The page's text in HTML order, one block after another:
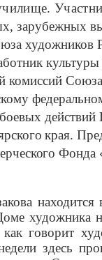
зарубежных
художников
культуры
комиссий
действий
края.
художника
говорит
здесь